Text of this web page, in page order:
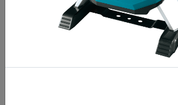
Stihl fűkaszák
Stihl fűnyírók